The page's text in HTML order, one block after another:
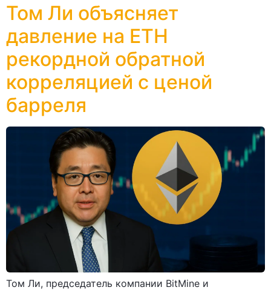
Том Ли объясняет
давление на ETH
рекордной обратной
корреляцией с ценой
барреля
Том Ли, председатель компании BitMine и